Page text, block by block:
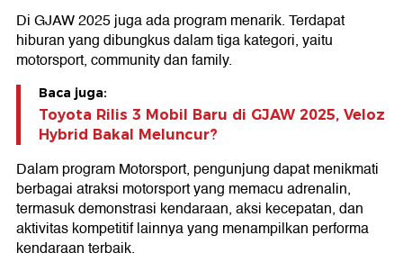
Di GJAW 2025 juga ada program menarik. Terdapat
hiburan yang dibungkus dalam tiga kategori, yaitu
motorsport, community dan family.
Baca juga:
Toyota Rilis 3 Mobil Baru di GJAW 2025, Veloz
Hybrid Bakal Meluncur?
Dalam program Motorsport, pengunjung dapat menikmati
berbagai atraksi motorsport yang memacu adrenalin,
termasuk demonstrasi kendaraan, aksi kecepatan, dan
aktivitas kompetitif lainnya yang menampilkan performa
kendaraan terbaik.